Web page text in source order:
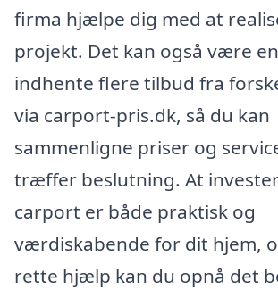
firma hjælpe dig med at
projekt. Det kan også være
indhente flere tilbud fra
via carport-pris.dk, så du kan
sammenligne priser og
træffer beslutning. At
carport er både praktisk og
værdiskabende for dit hjem,
rette hjælp kan du opnå det